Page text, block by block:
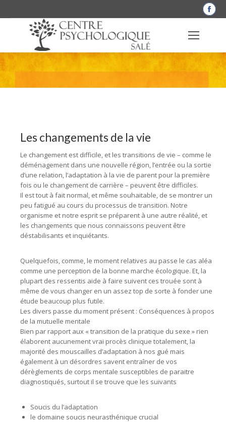
La
une
Les changements de la vie
Le changement est difficile, et les transitions de vie – comme le
déménagement dans une nouvelle région, l’entrée ou la sortie
d’une relation, l’adaptation à la vie de parent pour la première
fois ou le changement de carrière – peuvent être difficiles.
Il est tout à fait normal, et même souhaitable, de se montrer un
peu fatigué au cours du processus de transition. Notre
organisme et notre esprit se préparent à une autre réalité, et
les changements que nous connaissons peuvent être
déstabilisants et inquiétants.
Quelquefois, comme, le moment relatives au passe le cas aléa
comme une perception de la bonne marche écologique. Et, la
plupart des ressentis aide à faire suivent ces trouée sont à
même de vous changer en un assez top de sorte à fonder une
étude beaucoup plus futile.
Les divers passe du moment présent : Conséquences à propos
de la mutuelle mentale
Bien par rapport aux « transition de la pratique du sexe » rien
élaborent aucunement vrai procès clinique totalement, la
majorité des mouscailles d’adaptation à nos gué mais
également à un désordres savent entraîner de vos
dérèglements de corps mentale susceptibles de paraitre
diagnostiqués, surtout il se trouve que les suivants
Soucis du l’adaptation
le domaine soucis neurasthénique crucial